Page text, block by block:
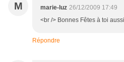
M marie-luz 26/12/2009 17:49
<br /> Bonnes Fêtes à toi
Répondre